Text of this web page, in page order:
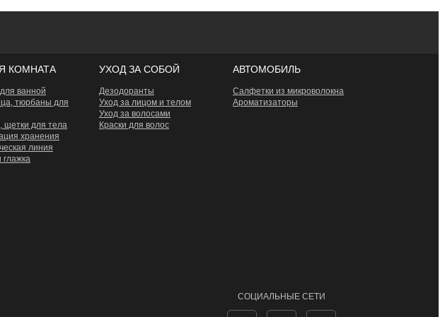
КОМНАТА
ванной
тюрбаны для
щетки для тела
хранения
линия
глажка
УХОД ЗА СОБОЙ
Дезодоранты
Уход за лицом и телом
Уход за волосами
Краски для волос
АВТОМОБИЛЬ
Салфетки из микроволокна
Ароматизаторы
СОЦИАЛЬНЫЕ СЕТИ